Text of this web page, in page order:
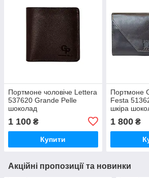
Портмоне чоловіче Lettera
537620 Grande Pelle
шоколад
1 100 ₴
Купити
Портмоне
Festa
шкіра
1 800₴
Акційні пропозиції та новинки